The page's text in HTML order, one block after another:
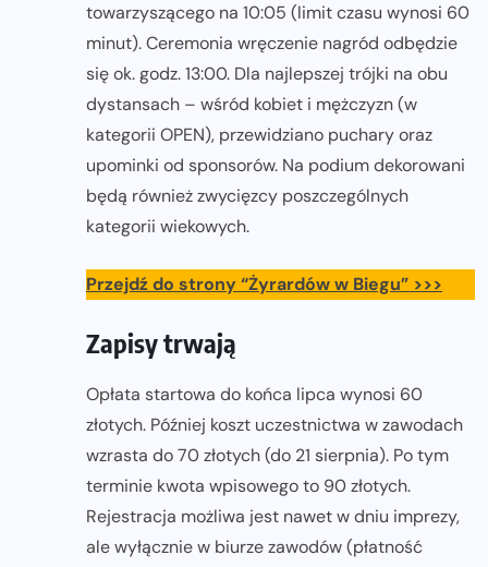
towarzyszącego na 10:05 (limit czasu wynosi 60
minut). Ceremonia wręczenie nagród odbędzie
się ok. godz. 13:00. Dla najlepszej trójki na obu
dystansach – wśród kobiet i mężczyzn (w
kategorii OPEN), przewidziano puchary oraz
upominki od sponsorów. Na podium dekorowani
będą również zwycięzcy poszczególnych
kategorii wiekowych.
Przejdź do strony “Żyrardów w Biegu” >>>
Zapisy trwają
Opłata startowa do końca lipca wynosi 60
złotych. Później koszt uczestnictwa w zawodach
wzrasta do 70 złotych (do 21 sierpnia). Po tym
terminie kwota wpisowego to 90 złotych.
Rejestracja możliwa jest nawet w dniu imprezy,
ale wyłącznie w biurze zawodów (płatność